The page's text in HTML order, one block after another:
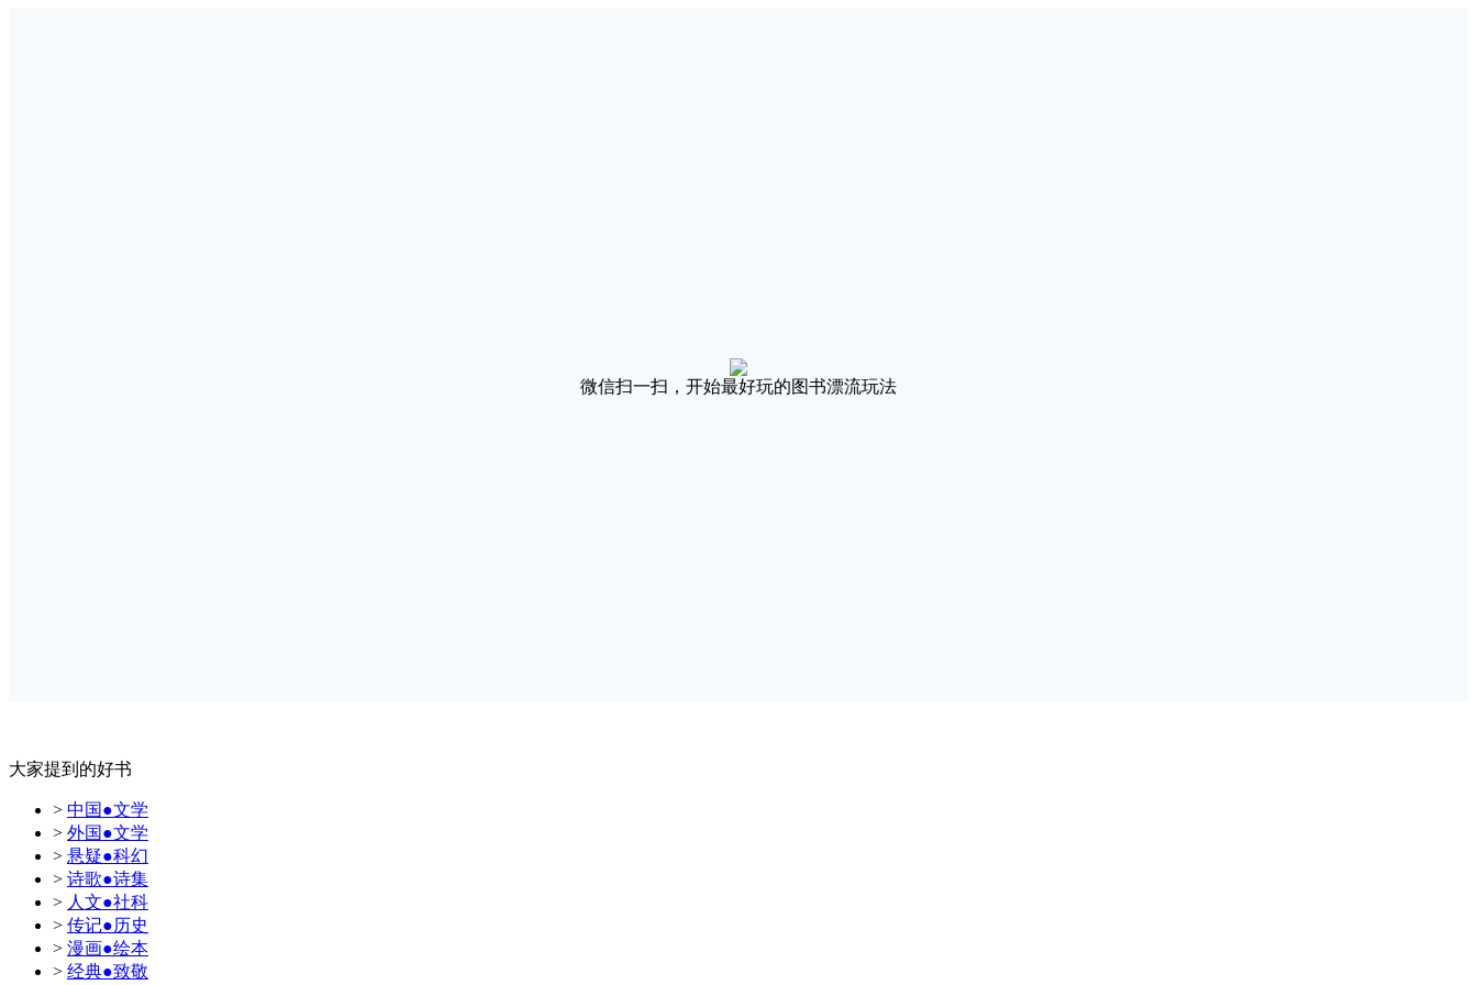
微信扫一扫，开始最好玩的图书漂流玩法
大家提到的好书
> 中国●文学
> 外国●文学
> 悬疑●科幻
> 诗歌●诗集
> 人文●社科
> 传记●历史
> 漫画●绘本
> 经典●致敬